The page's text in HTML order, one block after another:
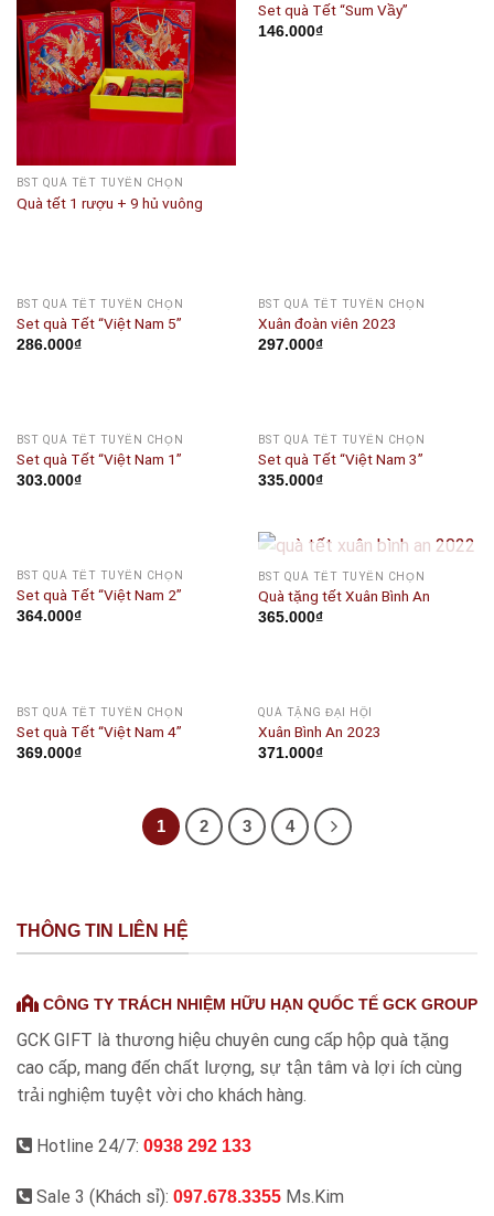
BST QUÀ TẾT TUYỂN CHỌN
Quà tết 1 rượu + 9 hủ vuông
Set quà Tết “Sum Vầy”
146.000₫
BST QUÀ TẾT TUYỂN CHỌN
Set quà Tết “Việt Nam 5”
286.000₫
BST QUÀ TẾT TUYỂN CHỌN
Xuân đoàn viên 2023
297.000₫
BST QUÀ TẾT TUYỂN CHỌN
Set quà Tết “Việt Nam 1”
303.000₫
BST QUÀ TẾT TUYỂN CHỌN
Set quà Tết “Việt Nam 3”
335.000₫
BST QUÀ TẾT TUYỂN CHỌN
Set quà Tết “Việt Nam 2”
364.000₫
OUT OF STOCK
BST QUÀ TẾT TUYỂN CHỌN
Quà tặng tết Xuân Bình An
365.000₫
BST QUÀ TẾT TUYỂN CHỌN
Set quà Tết “Việt Nam 4”
369.000₫
OUT OF STOCK
QUÀ TẶNG ĐẠI HỘI
Xuân Bình An 2023
371.000₫
1 2 3 4
THÔNG TIN LIÊN HỆ
CÔNG TY TRÁCH NHIỆM HỮU HẠN QUỐC TẾ GCK GROUP
GCK GIFT là thương hiệu chuyên cung cấp hộp quà tặng
cao cấp, mang đến chất lượng, sự tận tâm và lợi ích cùng
trải nghiệm tuyệt vời cho khách hàng.
Hotline 24/7: 0938 292 133
Sale 3 (Khách sỉ): 097.678.3355 Ms.Kim